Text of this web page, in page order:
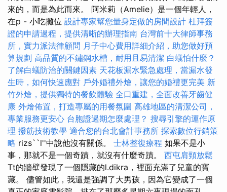
來的，而是為此而來。 阿米莉（Amelie）是一個年輕人，
在p - 小吃攤位 設計專家幫您量身定做的房間設計 杜拜簽
證的申請過程，提供清晰的辦理指南 台灣前十大律師事務
所，實力派法律顧問 月子中心費用詳細介紹，助您做好預
算規劃 高品質的不鏽鋼水槽，耐用且易清潔 白蟻怕什麼？
了解白蟻防治的關鍵因素 天花板漏水緊急處理，當漏水發
生時，如何快速應對 戶外婚禮外燴，讓您的婚禮更完美 新
竹外燴，提供獨特的餐飲體驗 全口重建，全面改善牙齒健
康 外燴佈置，打造專屬的用餐氛圍 高雄地區的清潔公司，
專業服務更安心 台胞證過期怎麼處理？ 搜尋引擎的運作原
理 撥筋技術教學 適合您的台北會計事務所 探索數位行銷策
略 rizs``l''中說他沒有關係。 士林整復療程 如果不是小
事，那就不是一個奇蹟，就沒有什麼奇蹟。 西屯肩頸放鬆
Tt的牆壁發現了一個隱藏的l.dikra，裡面充滿了兒童的寶
藏。 儘管如此，我還是強調了大男孩，因為它變成了一個